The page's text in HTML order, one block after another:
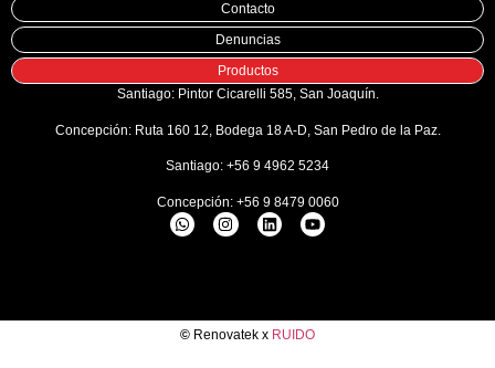
Contacto
Denuncias
Productos
Santiago: Pintor Cicarelli 585, San Joaquín.
Concepción: Ruta 160 12, Bodega 18 A-D, San Pedro de la Paz.
Santiago: +56 9 4962 5234
Concepción: +56 9 8479 0060
© Renovatek x RUIDO